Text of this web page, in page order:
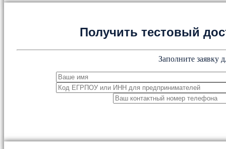
Получить тестовый
Заполните заявку